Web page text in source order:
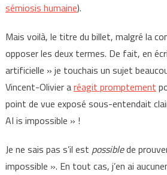
sémiosis humaine).
Mais voilà, le titre du billet, malgré la
opposer les deux termes. De fait, en
artificielle » je touchais un sujet
Vincent-Olivier aréagit promptement
point de vue exposé sous-entendait
AI is impossible » !
Je ne sais pas s’il est possiblede
impossible ». En tout cas, j’en ai